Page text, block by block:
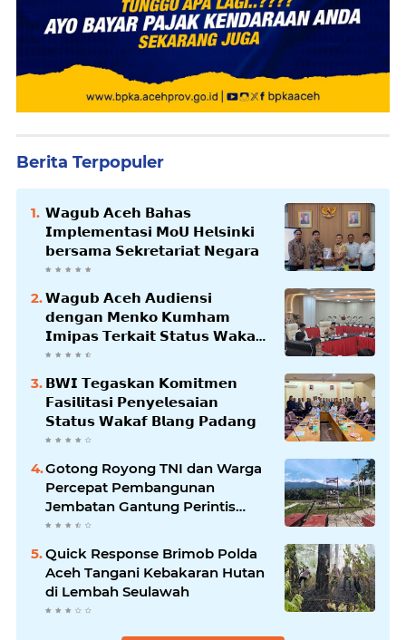
Berita Terpopuler
𝗪𝗮𝗴𝘂𝗯 𝗔𝗰𝗲𝗵 𝗕𝗮𝗵𝗮𝘀
𝗜𝗺𝗽𝗹𝗲𝗺𝗲𝗻𝘁𝗮𝘀𝗶 𝗠𝗼𝗨 𝗛𝗲𝗹𝘀𝗶𝗻𝗸𝗶
𝗯𝗲𝗿𝘀𝗮𝗺𝗮 𝗦𝗲𝗸𝗿𝗲𝘁𝗮𝗿𝗶𝗮𝘁 𝗡𝗲𝗴𝗮𝗿𝗮
𝗪𝗮𝗴𝘂𝗯 𝗔𝗰𝗲𝗵 𝗔𝘂𝗱𝗶𝗲𝗻𝘀𝗶
𝗱𝗲𝗻𝗴𝗮𝗻 𝗠𝗲𝗻𝗸𝗼 𝗞𝘂𝗺𝗵𝗮𝗺
𝗜𝗺𝗶𝗽𝗮𝘀 𝗧𝗲𝗿𝗸𝗮𝗶𝘁 𝗦𝘁𝗮𝘁𝘂𝘀 𝗪𝗮𝗸𝗮𝗳
𝗕𝗹𝗮𝗻𝗴𝗽𝗮𝗱𝗮𝗻𝗴
𝗕𝗪𝗜 𝗧𝗲𝗴𝗮𝘀𝗸𝗮𝗻 𝗞𝗼𝗺𝗶𝘁𝗺𝗲𝗻
𝗙𝗮𝘀𝗶𝗹𝗶𝘁𝗮𝘀𝗶 𝗣𝗲𝗻𝘆𝗲𝗹𝗲𝘀𝗮𝗶𝗮𝗻
𝗦𝘁𝗮𝘁𝘂𝘀 𝗪𝗮𝗸𝗮𝗳 𝗕𝗹𝗮𝗻𝗴 𝗣𝗮𝗱𝗮𝗻𝗴
Gotong Royong TNI dan Warga
Percepat Pembangunan
Jembatan Gantung Perintis
Kuta Ujung Aceh Tenggara
Quick Response Brimob Polda
Aceh Tangani Kebakaran Hutan
di Lembah Seulawah